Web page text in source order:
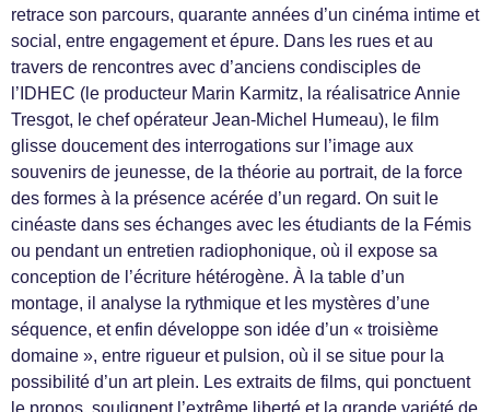
retrace son parcours, quarante années d’un cinéma intime et
social, entre engagement et épure. Dans les rues et au
travers de rencontres avec d’anciens condisciples de
l’IDHEC (le producteur Marin Karmitz, la réalisatrice Annie
Tresgot, le chef opérateur Jean-Michel Humeau), le film
glisse doucement des interrogations sur l’image aux
souvenirs de jeunesse, de la théorie au portrait, de la force
des formes à la présence acérée d’un regard. On suit le
cinéaste dans ses échanges avec les étudiants de la Fémis
ou pendant un entretien radiophonique, où il expose sa
conception de l’écriture hétérogène. À la table d’un
montage, il analyse la rythmique et les mystères d’une
séquence, et enfin développe son idée d’un « troisième
domaine », entre rigueur et pulsion, où il se situe pour la
possibilité d’un art plein. Les extraits de films, qui ponctuent